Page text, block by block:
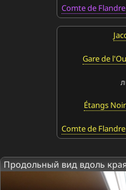
Comte de
Gare de
Étangs
Comte de
Продольный вид вдоль